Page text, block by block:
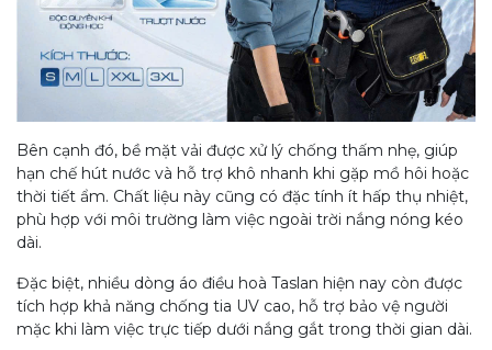
Bên cạnh đó, bề mặt vải được xử lý chống thấm nhẹ, giúp
hạn chế hút nước và hỗ trợ khô nhanh khi gặp mồ hôi hoặc
thời tiết ẩm. Chất liệu này cũng có đặc tính ít hấp thụ nhiệt,
phù hợp với môi trường làm việc ngoài trời nắng nóng kéo
dài.
Đặc biệt, nhiều dòng áo điều hoà Taslan hiện nay còn được
tích hợp khả năng chống tia UV cao, hỗ trợ bảo vệ người
mặc khi làm việc trực tiếp dưới nắng gắt trong thời gian dài.